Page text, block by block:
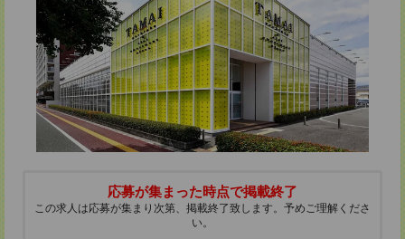
応募が集まった時点で掲載終了
この求人は応募が集まり次第、掲載終了致します。予めご理解くださ
い。